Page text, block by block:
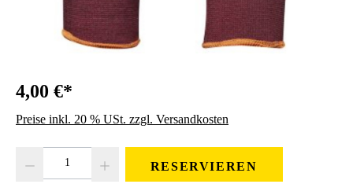
4,00 €*
Preise inkl. 20 % USt. zzgl. Versandkosten
RESERVIEREN